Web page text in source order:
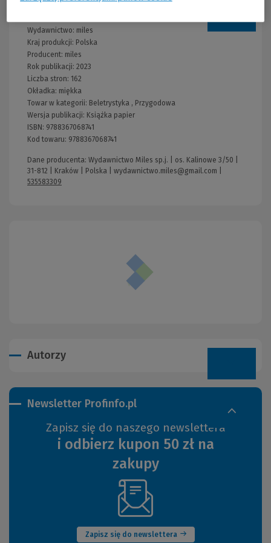
Wydawnictwo: miles
Kraj produkcji: Polska
Producent: miles
Rok publikacji: 2023
Liczba stron: 162
Okładka: miękka
Towar w kategorii: Beletrystyka , Przygodowa
Wersja publikacji: Książka papier
ISBN: 9788367068741
Kod towaru: 9788367068741
Dane producenta: Wydawnictwo Miles sp.j. | os. Kalinowe 3/50 |
31-812 | Kraków | Polska | wydawnictwo.miles@gmail.com
535583309
Autorzy
Newsletter Profinfo.pl
Zapisz się do naszego newslettera
i odbierz kupon 50 zł na
zakupy
Zapisz się do newslettera
(Nowe
okno)